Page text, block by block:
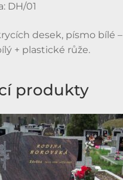
DH/01
desek, písmo bílé –
+ plastické růže.
produkty